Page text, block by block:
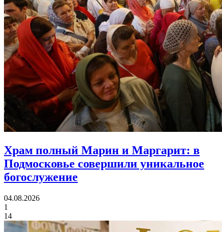
Храм полный Марин и Маргарит: в
Подмосковье совершили уникальное
богослужение
04.08.2026
1
14